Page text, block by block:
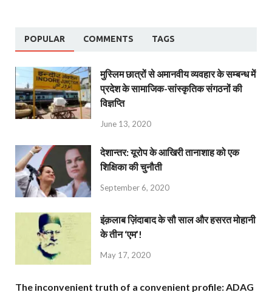
POPULAR COMMENTS TAGS
मुस्लिम छात्रों से अमानवीय व्यवहार के सम्बन्ध में
प्रदेश के सामाजिक-सांस्कृतिक संगठनों की
विज्ञप्ति
June 13, 2020
देशान्‍तर: यूरोप के आखिरी तानाशाह को एक
शिक्षिका की चुनौती
September 6, 2020
इंक़लाब ज़िंदाबाद के सौ साल और हसरत मोहानी
के तीन ‘एम’!
May 17, 2020
The inconvenient truth of a convenient profile: ADAG